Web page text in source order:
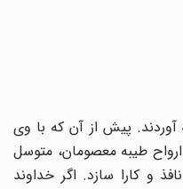
پیش از آن که با وی
طیبه معصومان، متوسل
و کارا سازد. اگر خداوند